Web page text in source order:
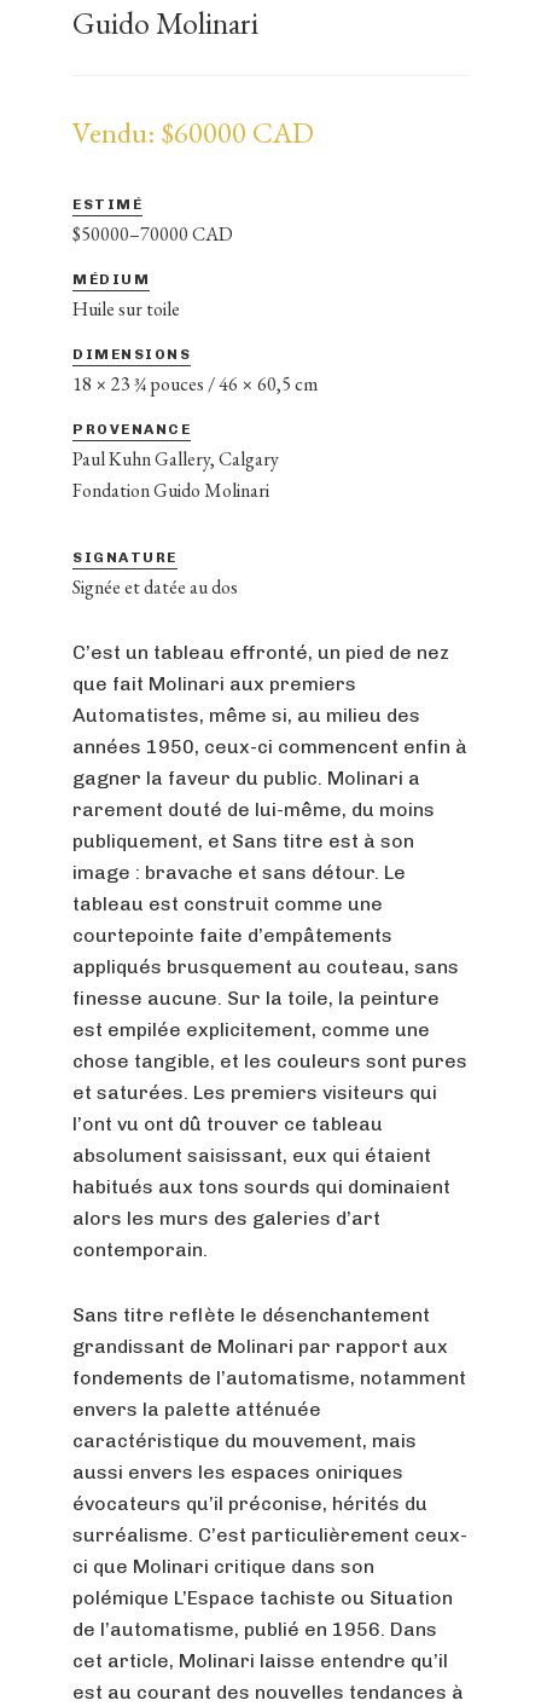
Guido Molinari
Vendu: $60000 CAD
ESTIMÉ
$50000–70000 CAD
MÉDIUM
Huile sur toile
DIMENSIONS
18 × 23 ¾ pouces / 46 × 60,5 cm
PROVENANCE
Paul Kuhn Gallery, Calgary
Fondation Guido Molinari
SIGNATURE
Signée et datée au dos
C’est un tableau effronté, un pied de nez
que fait Molinari aux premiers
Automatistes, même si, au milieu des
années 1950, ceux-ci commencent enfin à
gagner la faveur du public. Molinari a
rarement douté de lui-même, du moins
publiquement, et Sans titre est à son
image : bravache et sans détour. Le
tableau est construit comme une
courtepointe faite d’empâtements
appliqués brusquement au couteau, sans
finesse aucune. Sur la toile, la peinture
est empilée explicitement, comme une
chose tangible, et les couleurs sont pures
et saturées. Les premiers visiteurs qui
l’ont vu ont dû trouver ce tableau
absolument saisissant, eux qui étaient
habitués aux tons sourds qui dominaient
alors les murs des galeries d’art
contemporain.
Sans titre reflète le désenchantement
grandissant de Molinari par rapport aux
fondements de l’automatisme, notamment
envers la palette atténuée
caractéristique du mouvement, mais
aussi envers les espaces oniriques
évocateurs qu’il préconise, hérités du
surréalisme. C’est particulièrement ceux-
ci que Molinari critique dans son
polémique L’Espace tachiste ou Situation
de l’automatisme, publié en 1956. Dans
cet article, Molinari laisse entendre qu’il
est au courant des nouvelles tendances à